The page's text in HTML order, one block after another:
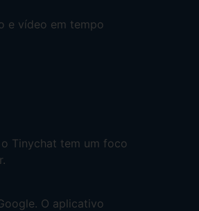
e vídeo em tempo
Tinychat tem um foco
O aplicativo